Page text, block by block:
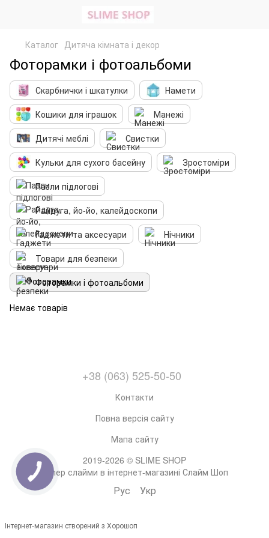
Каталог Дитяча кімната і декор
Фоторамки і фотоальбоми
Скарбнички і шкатулки
Намети
Кошики для іграшок
Манежі
Дитячі меблі
Свистки
Кульки для сухого басейну
Зростоміри
Пазли підлогові
Райдуга, йо-йо, калейдоскопи
Гаджети та аксесуари
Нічники
Товари для безпеки
Фоторамки і фотоальбоми
Немає товарів
+38 (063) 525-50-50
Контакти
Повна версія сайту
Мапа сайту
2019-2026 © SLIME SHOP
Супер слайми в інтернет-магазині Слайм Шоп
Рус Укр
Інтернет-магазин створений з Хорошоп